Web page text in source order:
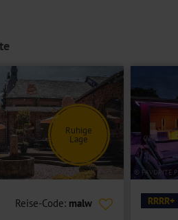
einem Kaffee- und Teezubereiter
King
sind bei gleicher Ausstattung
zur Einzelbelegung.
teilweise gegen Gebühr.
Ruhige
Lage
Reise-Code: malw
© FAVORITE
RRRR+